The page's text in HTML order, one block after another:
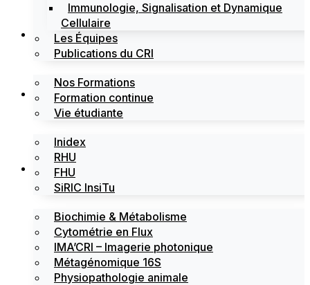
Immunologie, Signalisation et Dynamique
Cellulaire
Les Équipes
Publications du CRI
Formations
Nos Formations
Formation continue
Vie étudiante
Labels
Inidex
RHU
FHU
SiRIC InsiTu
Les plateformes
Biochimie & Métabolisme
Cytométrie en Flux
IMA’CRI – Imagerie photonique
Métagénomique 16S
Physiopathologie animale